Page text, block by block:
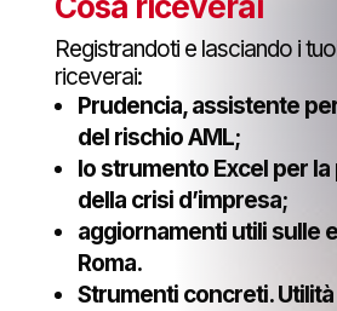
Registrandoti e lasciando i
riceverai:
Prudencia, assistente
del rischio AML;
lo strumento Excel per
della crisi d’impresa;
aggiornamenti utili sulle
Roma.
Strumenti concreti. Utilità